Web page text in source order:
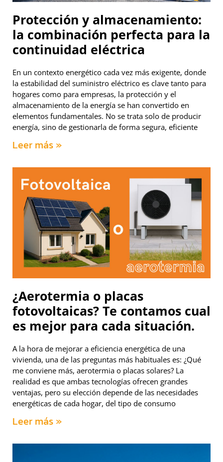
Protección y almacenamiento:
la combinación perfecta para la
continuidad eléctrica
En un contexto energético cada vez más exigente, donde
la estabilidad del suministro eléctrico es clave tanto para
hogares como para empresas, la protección y el
almacenamiento de la energía se han convertido en
elementos fundamentales. No se trata solo de producir
energía, sino de gestionarla de forma segura, eficiente
Leer más »
¿Aerotermia o placas
fotovoltaicas? Te contamos cual
es mejor para cada situación.
A la hora de mejorar a eficiencia energética de una
vivienda, una de las preguntas más habituales es: ¿Qué
me conviene más, aerotermia o placas solares? La
realidad es que ambas tecnologías ofrecen grandes
ventajas, pero su elección depende de las necesidades
energéticas de cada hogar, del tipo de consumo
Leer más »